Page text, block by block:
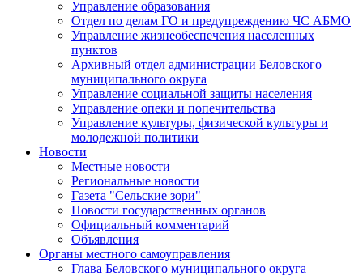
Управление образования
Отдел по делам ГО и предупреждению ЧС АБМО
Управление жизнеобеспечения населенных
пунктов
Архивный отдел администрации Беловского
муниципального округа
Управление социальной защиты населения
Управление опеки и попечительства
Управление культуры, физической культуры и
молодежной политики
Новости
Местные новости
Региональные новости
Газета "Сельские зори"
Новости государственных органов
Официальный комментарий
Объявления
Органы местного самоуправления
Глава Беловского муниципального округа